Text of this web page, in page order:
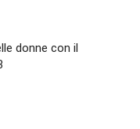
donne con il